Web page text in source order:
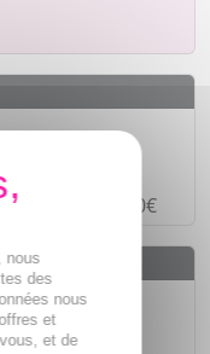
à partir de 30€
en 24h*
nous
des
nous
et
et de